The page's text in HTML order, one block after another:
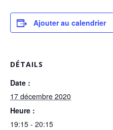
Ajouter au calendrier
DÉTAILS
Date :
17 décembre 2020
Heure :
19:15 - 20:15